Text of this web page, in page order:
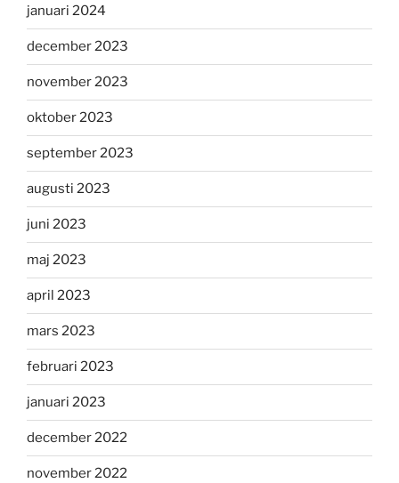
januari 2024
december 2023
november 2023
oktober 2023
september 2023
augusti 2023
juni 2023
maj 2023
april 2023
mars 2023
februari 2023
januari 2023
december 2022
november 2022